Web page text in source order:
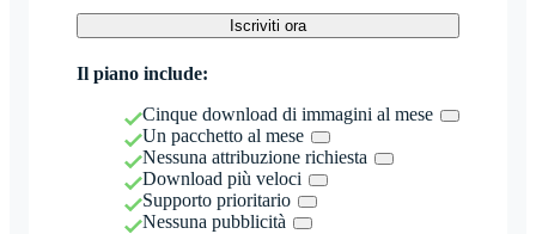
Iscriviti ora
Il piano include:
Cinque download di immagini al mese
Un pacchetto al mese
Nessuna attribuzione richiesta
Download più veloci
Supporto prioritario
Nessuna pubblicità